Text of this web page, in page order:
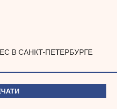
В САНКТ-ПЕТЕРБУРГЕ